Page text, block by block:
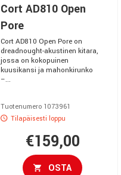
Cort AD810 Open
Pore
Cort AD810 Open Pore on
dreadnought-akustinen kitara,
jossa on kokopuinen
kuusikansi ja mahonkirunko
–...
Tuotenumero 1073961
Tilapäisesti loppu
€159,00
OSTA